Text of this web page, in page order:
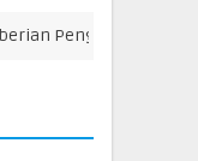
kepada